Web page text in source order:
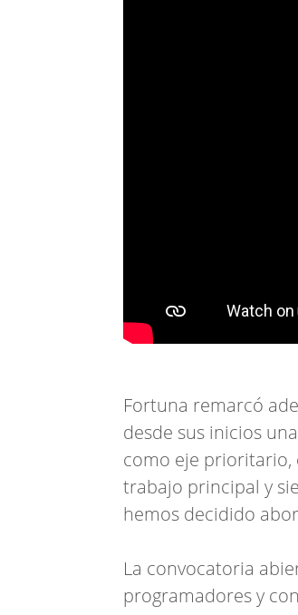
Fortuna remarcó
desde sus inicios
como eje prioritario,
trabajo principal y
hemos decidido
La convocatoria
programadores y